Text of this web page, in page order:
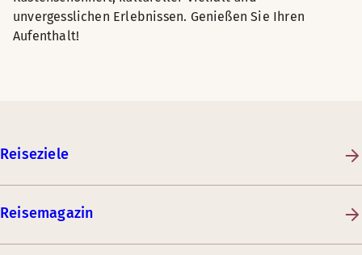
unvergesslichen Erlebnissen. Genießen Sie Ihren
Aufenthalt!
Reiseziele
Reisemagazin